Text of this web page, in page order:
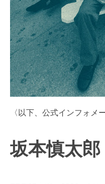
〈以下、公式インフォメ
坂本慎太郎